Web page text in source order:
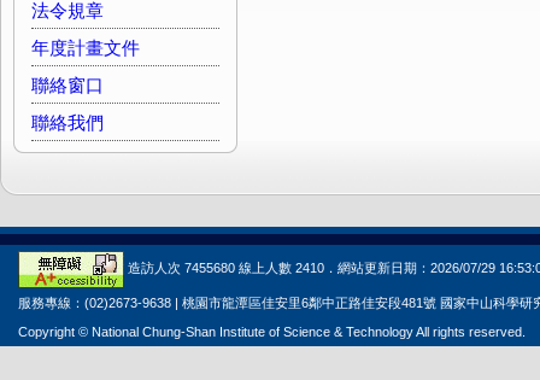
法令規章
年度計畫文件
聯絡窗口
聯絡我們
造訪人次 7455680 線上人數 2410．網站更新日期：2026/07/29
服務專線：(02)2673-9638 | 桃園市龍潭區佳安里6鄰中正路佳安段481號 國家中山科學研
Copyright © National Chung-Shan Institute of Science & Technology All rights reserved.